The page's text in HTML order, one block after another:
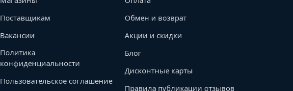
Поставщикам
Вакансии
Политика
конфиденциальности
Пользовательское соглашение
Обмен и возврат
Акции и скидки
Блог
Дисконтные карты
Правила публикации отзывов